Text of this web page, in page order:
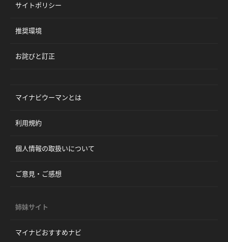
サイトポリシー
推奨環境
お詫びと訂正
マイナビウーマンとは
利用規約
個人情報の取扱いについて
ご意見・ご感想
姉妹サイト
マイナビおすすめナビ